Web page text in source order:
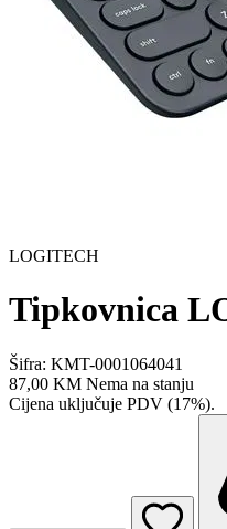
LOGITECH
Tipkovnica
Šifra: KMT-0001064041
87,00 KM Nema na stanju
Cijena uključuje PDV (17%).